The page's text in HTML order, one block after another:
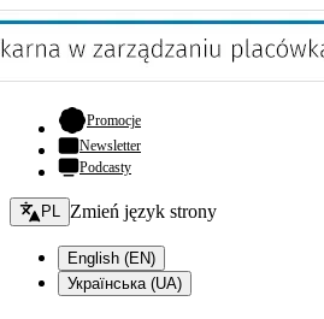
Promocje- otwiera się w nowej karcie
Newsletter
Podcasty
Zmień język - bieżący:
PL Zmień język strony
English (EN)
Українська (UA)